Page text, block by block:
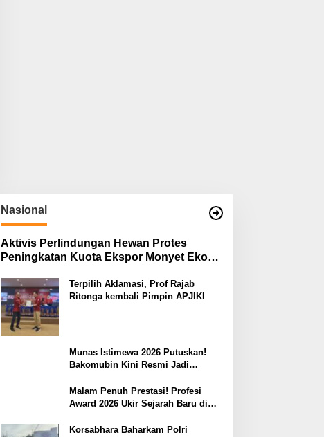
Nasional
Aktivis Perlindungan Hewan Protes
Peningkatan Kuota Ekspor Monyet Ekor
Terpilih Aklamasi, Prof Rajab
Ritonga kembali Pimpin APJIKI
Munas Istimewa 2026 Putuskan!
Bakomubin Kini Resmi Jadi
Malam Penuh Prestasi! Profesi
Award 2026 Ukir Sejarah Baru di
Korsabhara Baharkam Polri